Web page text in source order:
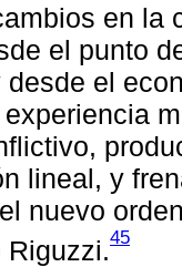
en la
el punto
el
experiencia
lineal, y
nuevo
Riguzzi.45